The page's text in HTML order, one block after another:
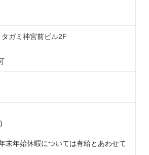
ガミ神宮前ビル2F
末年始休暇については有給とあわせて